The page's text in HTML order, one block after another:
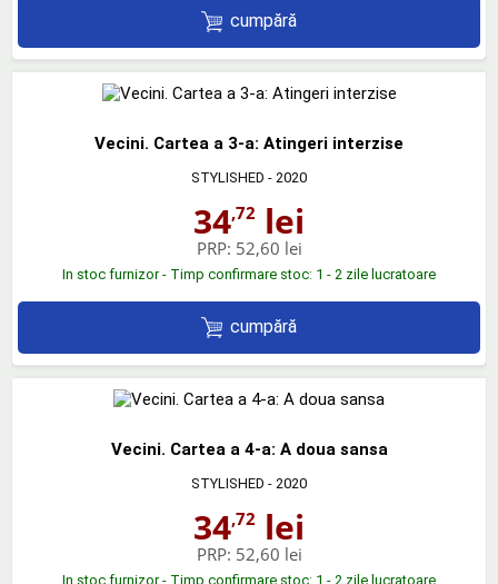
cumpără
Vecini. Cartea a 3-a: Atingeri interzise
STYLISHED - 2020
34,72 lei
PRP: 52,60 lei
In stoc furnizor - Timp confirmare stoc: 1 - 2 zile lucratoare
cumpără
Vecini. Cartea a 4-a: A doua sansa
STYLISHED - 2020
34,72 lei
PRP: 52,60 lei
In stoc furnizor - Timp confirmare stoc: 1 - 2 zile lucratoare